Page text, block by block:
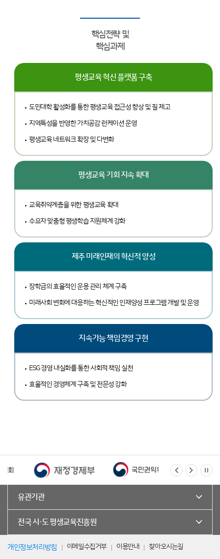
핵심전략 및
핵심과제
평생교육 혁신 플랫폼 구축
도민대학 활성화를 통한 평생교육 접근성 향상 및 질 제고
지역특성을 반영한 가치공감 런케이션 운영
평생교육 네트워크 확장 및 다변화
평생교육 기회 지속 확대
교육취약계층을 위한 평생교육 확대
수요자 맞춤형 평생학습 지원체계 강화
제주 미래인재의 혁신적 양성
장학금의 효율적인 운용 관리 체계 구축
미래사회 변화에 대응하는 혁신적인 인재양성 프로그램 개발 및 운영
지속가능 책임경영 구현
ESG 경영 내실화를 통한 사회적 책임 실천
효율적인 경영체계 구축 및 전문성 강화
유관기관
전국 시·도 평생교육진흥원
개인정보처리방침 이메일수집거부 이용안내 찾아오시는길